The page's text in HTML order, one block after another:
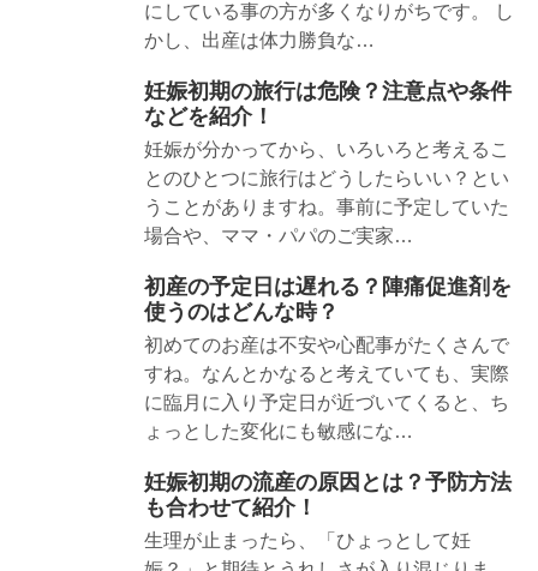
にしている事の方が多くなりがちです。 し
かし、出産は体力勝負な…
妊娠初期の旅行は危険？注意点や条件
などを紹介！
妊娠が分かってから、いろいろと考えるこ
とのひとつに旅行はどうしたらいい？とい
うことがありますね。事前に予定していた
場合や、ママ・パパのご実家…
初産の予定日は遅れる？陣痛促進剤を
使うのはどんな時？
初めてのお産は不安や心配事がたくさんで
すね。なんとかなると考えていても、実際
に臨月に入り予定日が近づいてくると、ち
ょっとした変化にも敏感にな…
妊娠初期の流産の原因とは？予防方法
も合わせて紹介！
生理が止まったら、「ひょっとして妊